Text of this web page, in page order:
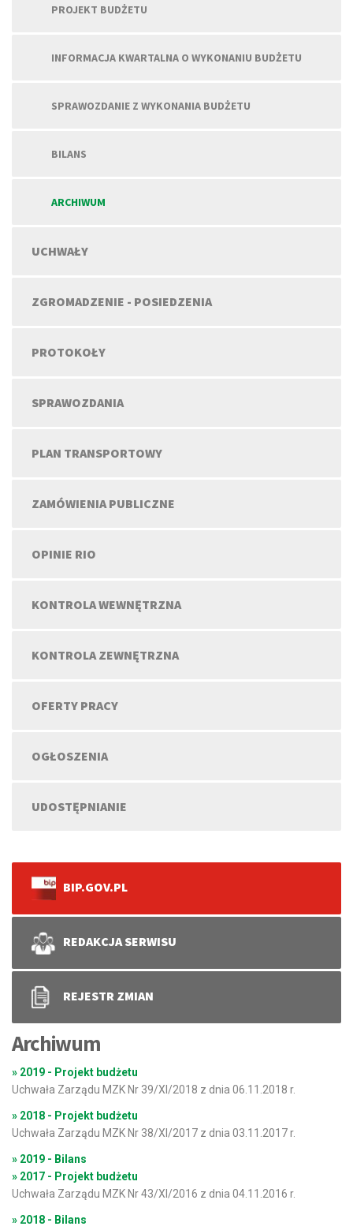
PROJEKT BUDŻETU
INFORMACJA KWARTALNA O WYKONANIU BUDŻETU
SPRAWOZDANIE Z WYKONANIA BUDŻETU
BILANS
ARCHIWUM
UCHWAŁY
ZGROMADZENIE - POSIEDZENIA
PROTOKOŁY
SPRAWOZDANIA
PLAN TRANSPORTOWY
ZAMÓWIENIA PUBLICZNE
OPINIE RIO
KONTROLA WEWNĘTRZNA
KONTROLA ZEWNĘTRZNA
OFERTY PRACY
OGŁOSZENIA
UDOSTĘPNIANIE
BIP.GOV.PL
REDAKCJA SERWISU
REJESTR ZMIAN
Archiwum
» 2019 - Projekt budżetu
Uchwała Zarządu MZK Nr 39/XI/2018 z dnia 06.11.2018 r.
» 2018 - Projekt budżetu
Uchwała Zarządu MZK Nr 38/XI/2017 z dnia 03.11.2017 r.
» 2019 - Bilans
» 2017 - Projekt budżetu
Uchwała Zarządu MZK Nr 43/XI/2016 z dnia 04.11.2016 r.
» 2018 - Bilans